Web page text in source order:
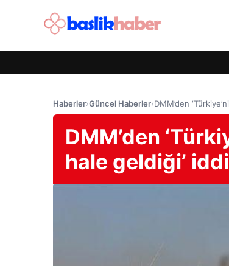
Haberler›Güncel Haberler›DMM’den
DMM’den
hale geldiği’